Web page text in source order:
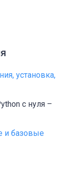
установка,
с нуля –
и базовые